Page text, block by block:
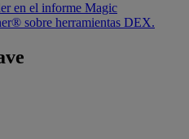
en el informe Magic
sobre herramientas DEX.